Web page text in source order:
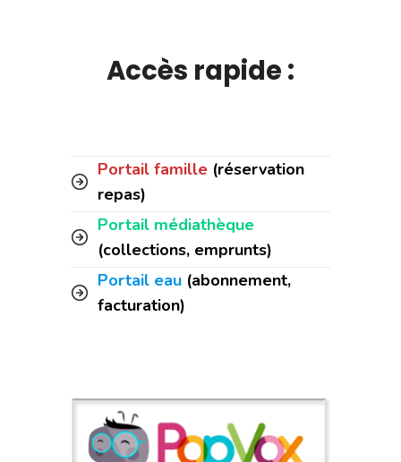
Accès rapide :
Portail famille (réservation
repas)
Portail médiathèque
(collections, emprunts)
Portail eau (abonnement,
facturation)